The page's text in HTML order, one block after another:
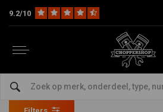
9.2/10
Wiellager
Home HD Harley onderhoud Lagers
Filters